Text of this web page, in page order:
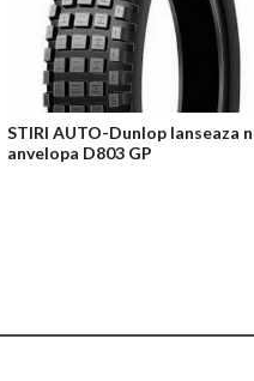
STIRI AUTO-Dunlop lanseaza
anvelopa D803 GP